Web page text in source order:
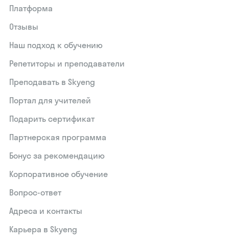
Платформа
Отзывы
Наш подход к обучению
Репетиторы и преподаватели
Преподавать в Skyeng
Портал для учителей
Подарить сертификат
Партнерская программа
Бонус за рекомендацию
Корпоративное обучение
Вопрос-ответ
Адреса и контакты
Карьера в Skyeng